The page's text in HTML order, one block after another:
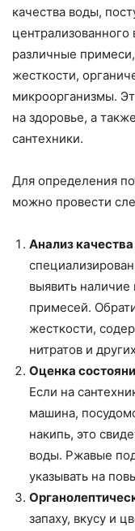
качества воды,
различные
жесткости,
микроорганизмы.
на здоровье, а
сантехники.
Для определения
можно провести
Анализ
выявить
примесей.
жесткости,
нитратов и
Оценка
Если на
машина,
накипь, это
воды. Ржавые
указывать на
запаху, вкусу и